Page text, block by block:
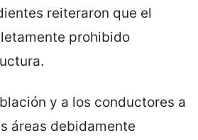
reiteraron que el
prohibido
y a los conductores a
áreas debidamente